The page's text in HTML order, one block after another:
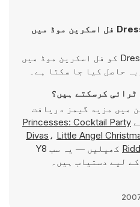
کیا ہم Dress Up Teen Stacey فل اسکرین موڈ میں
جی ہاں، Dress Up Teen Stacey کو فل اسکرین موڈ میں
حاصل کیا جا سکتا ہے۔
کرسکتے ہیں؟
میں مزید گیمز دریافت
Princesses: Cocktail Party
Divas ، Little Angel
کھیلیں — یہ سب Y8